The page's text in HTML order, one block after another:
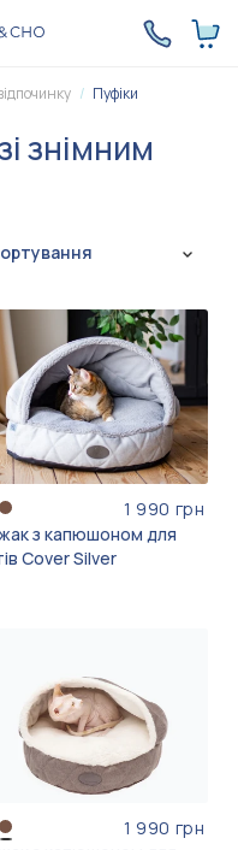
Пуфіки
знімним
1 990 грн
з капюшоном для
Cover Silver
1 990 грн